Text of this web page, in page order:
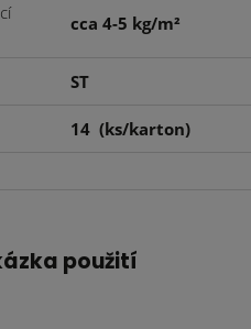
cca 4-5 kg/m²
ST
14(ks/karton)
použití